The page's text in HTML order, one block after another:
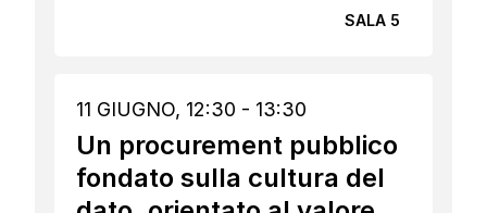
SALA 5
11 GIUGNO, 12:30 - 13:30
Un procurement pubblico
fondato sulla cultura del